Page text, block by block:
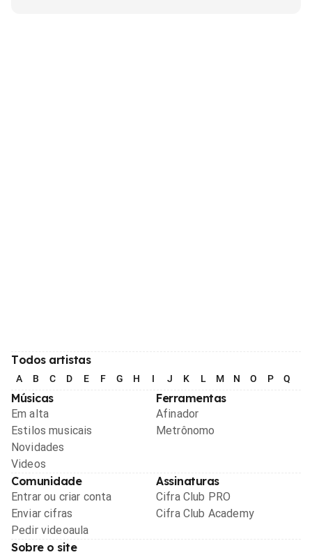
Todos artistas
A B C D E F G H I J K L M N O P Q
Músicas
Em alta
Estilos musicais
Novidades
Videos
Ferramentas
Afinador
Metrônomo
Comunidade
Entrar ou criar conta
Enviar cifras
Pedir videoaula
Assinaturas
Cifra Club PRO
Cifra Club Academy
Sobre o site